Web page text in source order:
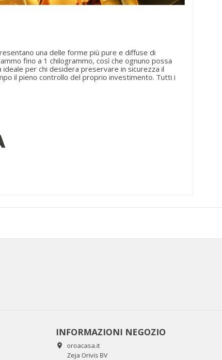
una delle forme più pure e diffuse di
fino a 1 chilogrammo, così che ognuno possa
ideale per chi desidera preservare in sicurezza il
il pieno controllo del proprio investimento. Tutti i
INFORMAZIONI NEGOZIO

oroacasa.it
Zeja Orivis BV